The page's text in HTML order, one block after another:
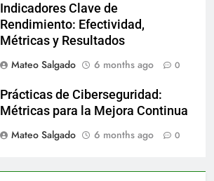
Indicadores Clave de
Rendimiento: Efectividad,
Métricas y Resultados
Mateo Salgado
6 months ago 0
Prácticas de Ciberseguridad:
Métricas para la Mejora Continua
Mateo Salgado
6 months ago 0